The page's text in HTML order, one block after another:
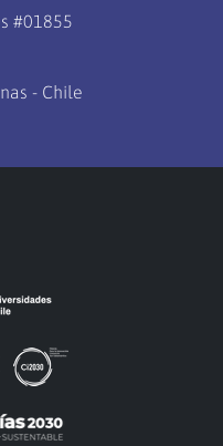
#01855
- Chile